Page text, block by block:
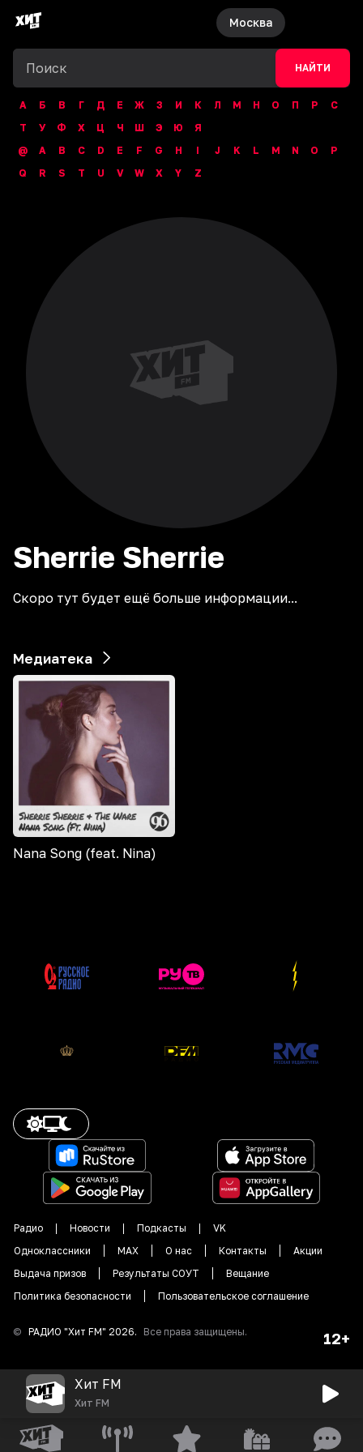
Москва
НАЙТИ
А Б В Г Д Е Ж З И К Л М Н О П Р
С
Т
У Ф Х Ц Ч Ш Э Ю
Я
@
A B C D E F G H I J K L M N O
P
Q
R S T U V W X Y Z
Sherrie Sherrie
Скоро тут будет ещё больше информации...
Медиатека
Nana Song (feat. Nina)
Радио Новости Подкасты
VK
Одноклассники
MAX О нас Контакты
Акции
Выдача призов
Результаты СОУТ
Вещание
Политика безопасности
Пользовательское соглашение
© РАДИО "Хит FM" 2026. Все права защищены. 12+
Хит FM
Хит FM